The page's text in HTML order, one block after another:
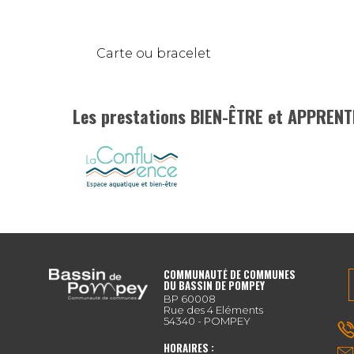
Carte ou bracelet
Les prestations BIEN-ÊTRE et
COMMUNAUTÉ DE COMMUNES
DU BASSIN DE POMPEY
BP 60008
Rue des 4 Eléments
54340 - POMPEY
HORAIRES :